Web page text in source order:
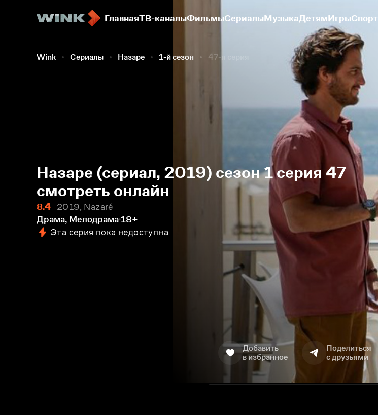
ГлавнаяТВ-каналыФильмыСериалыМузыкаДетямИгрыСпорт
Wink Сериалы Назаре 1-й сезон 47-я серия
Назаре (сериал, 2019) сезон 1 серия 47
смотреть онлайн
8.4
2019, Nazaré
Драма, Мелодрама 18+
Эта серия пока недоступна
Добавить
в избранное
Поделиться
с друзьями